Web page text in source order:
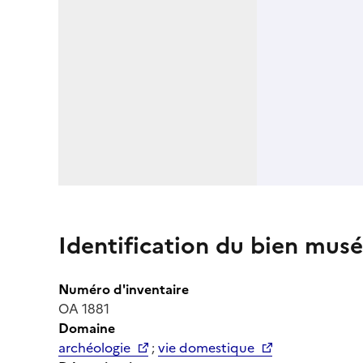
Identification du bien
Numéro d'inventaire
OA 1881
Domaine
archéologie
;vie domestique